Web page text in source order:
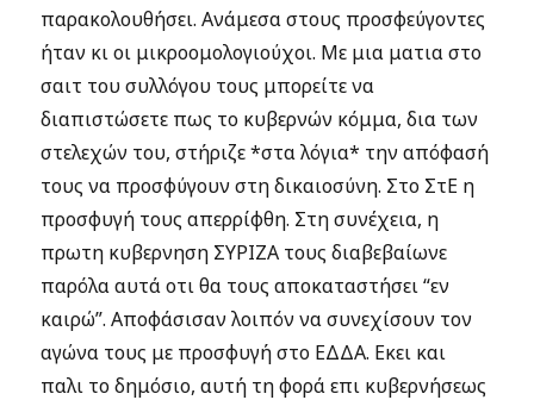
παρακολουθήσει. Ανάμεσα στους προσφεύγοντες
ήταν κι οι μικροομολογιούχοι. Με μια ματια στο
σαιτ του συλλόγου τους μπορείτε να
διαπιστώσετε πως το κυβερνών κόμμα, δια των
στελεχών του, στήριζε *στα λόγια* την απόφασή
τους να προσφύγουν στη δικαιοσύνη. Στο ΣτΕ η
προσφυγή τους απερρίφθη. Στη συνέχεια, η
πρωτη κυβερνηση ΣΥΡΙΖΑ τους διαβεβαίωνε
παρόλα αυτά οτι θα τους αποκαταστήσει “εν
καιρώ”. Αποφάσισαν λοιπόν να συνεχίσουν τον
αγώνα τους με προσφυγή στο ΕΔΔΑ. Εκει και
παλι το δημόσιο, αυτή τη φορά επι κυβερνήσεως